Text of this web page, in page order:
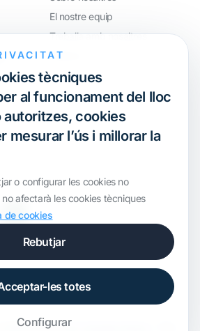
i
i
El nostre equip
Treballa amb nosaltres
Webinar
perALS Transfer Pricing
tècniques
al funcionament del lloc
autoritzes, cookies
mesurar l’ús i millorar la
o configurar les cookies no
no afectarà les cookies tècniques
de cookies
Rebutjar
les totes
Configurar